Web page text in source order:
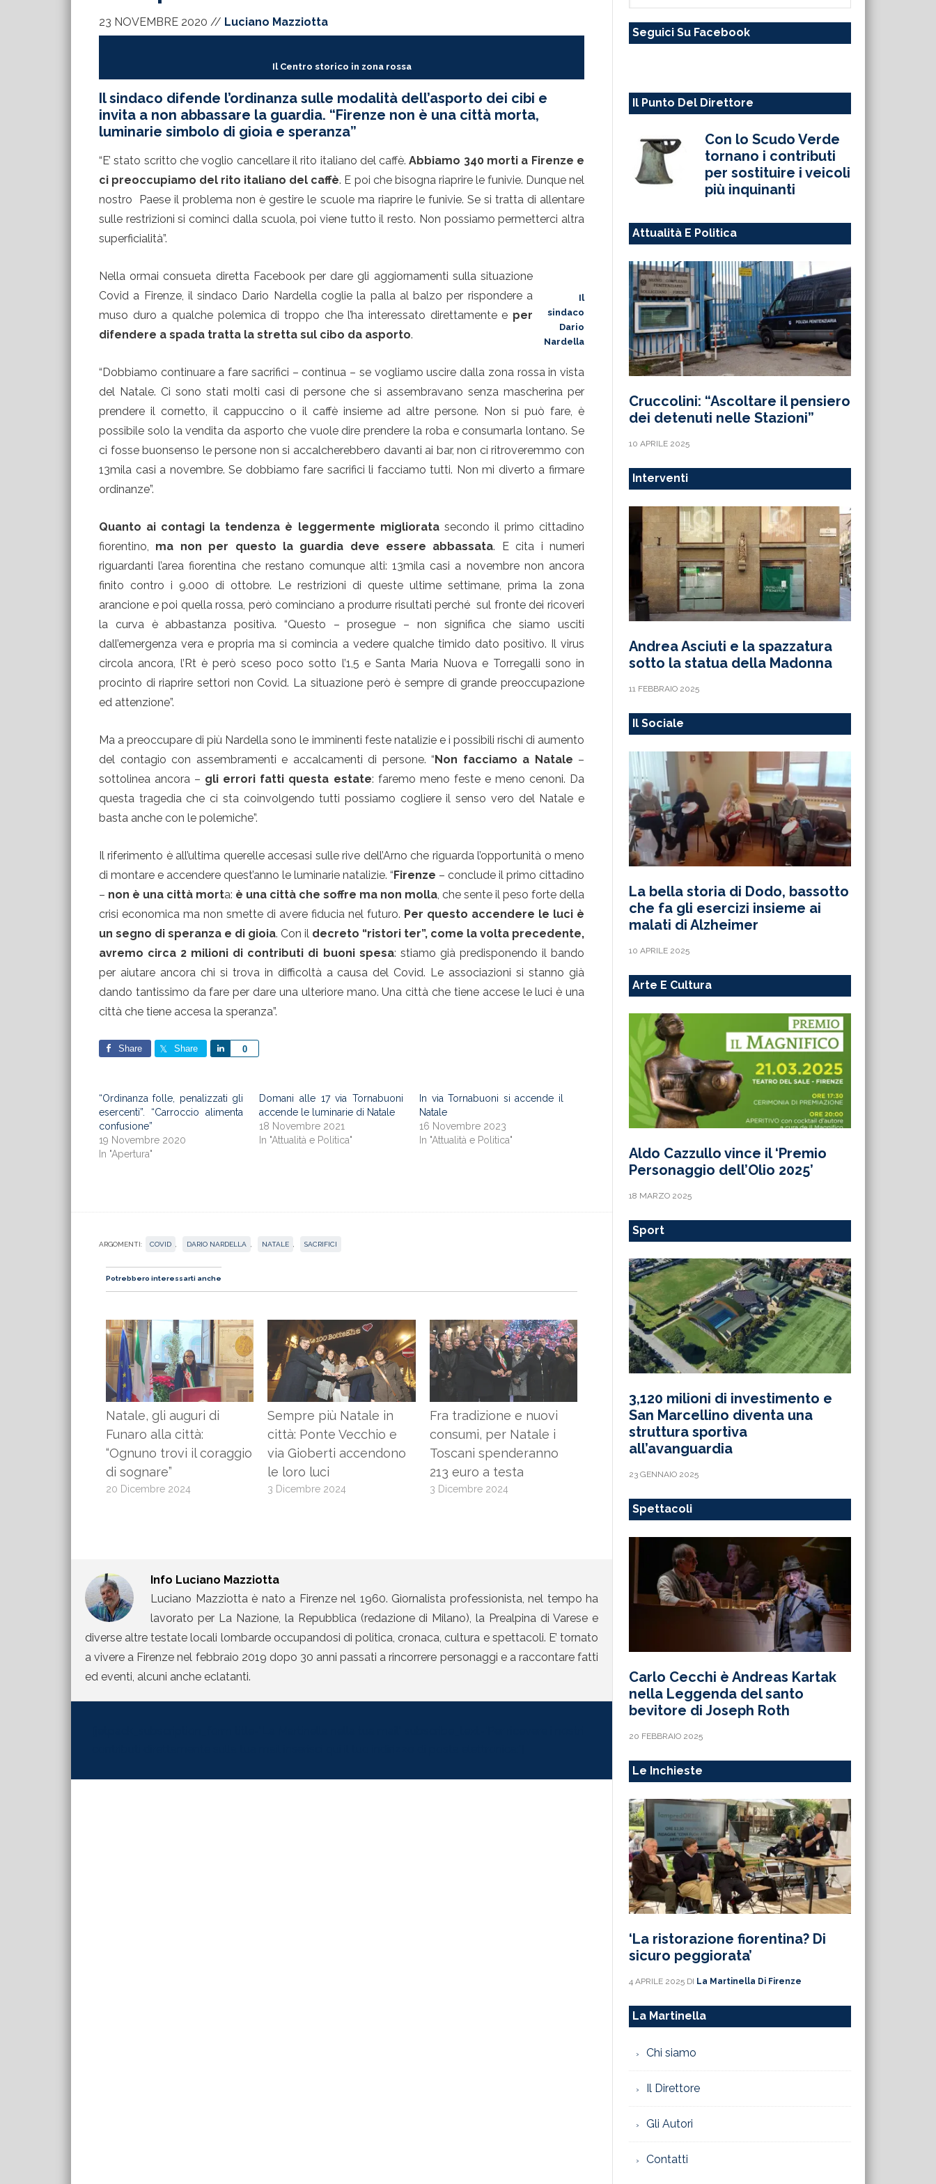
23 NOVEMBRE 2020 // Luciano Mazziotta
Il Centro storico in zona rossa
Il sindaco difende l’ordinanza sulle modalità dell’asporto dei cibi e
invita a non abbassare la guardia. “Firenze non è una città morta,
luminarie simbolo di gioia e speranza”
“E’ stato scritto che voglio cancellare il rito italiano del caffè.Abbiamo 340 morti a Firenze e
ci preoccupiamo del rito italiano del caffè. E poi che bisogna riaprire le funivie. Dunque nel
nostro Paese il problema non è gestire le scuole ma riaprire le funivie. Se si tratta di allentare
sulle restrizioni si cominci dalla scuola, poi viene tutto il resto. Non possiamo permetterci altra
superficialità”.
Il
sindaco
Dario
Nardella
Nella ormai consueta diretta Facebook per dare gli aggiornamenti sulla situazione
Covid a Firenze, il sindaco Dario Nardella coglie la palla al balzo per rispondere a
muso duro a qualche polemica di troppo che l’ha interessato direttamente e per
difendere a spada tratta la stretta sul cibo da asporto.
“Dobbiamo continuare a fare sacrifici – continua – se vogliamo uscire dalla zona rossa in vista
del Natale. Ci sono stati molti casi di persone che si assembravano senza mascherina per
prendere il cornetto, il cappuccino o il caffè insieme ad altre persone. Non si può fare, è
possibile solo la vendita da asporto che vuole dire prendere la roba e consumarla lontano. Se
ci fosse buonsenso le persone non si accalcherebbero davanti ai bar, non ci ritroveremmo con
13mila casi a novembre. Se dobbiamo fare sacrifici li facciamo tutti. Non mi diverto a firmare
ordinanze”.
Quanto ai contagi la tendenza è leggermente miglioratasecondo il primo cittadino
fiorentino, ma non per questo la guardia deve essere abbassata. E cita i numeri
riguardanti l’area fiorentina che restano comunque alti: 13mila casi a novembre non ancora
finito contro i 9.000 di ottobre. Le restrizioni di queste ultime settimane, prima la zona
arancione e poi quella rossa, però cominciano a produrre risultati perché sul fronte dei ricoveri
la curva è abbastanza positiva. “Questo – prosegue – non significa che siamo usciti
dall’emergenza vera e propria ma si comincia a vedere qualche timido dato positivo. Il virus
circola ancora, l’Rt è però sceso poco sotto l’1,5 e Santa Maria Nuova e Torregalli sono in
procinto di riaprire settori non Covid. La situazione però è sempre di grande preoccupazione
ed attenzione”.
Ma a preoccupare di più Nardella sono le imminenti feste natalizie e i possibili rischi di aumento
del contagio con assembramenti e accalcamenti di persone. “Non facciamo a Natale –
sottolinea ancora – gli errori fatti questa estate: faremo meno feste e meno cenoni. Da
questa tragedia che ci sta coinvolgendo tutti possiamo cogliere il senso vero del Natale e
basta anche con le polemiche”.
Il riferimento è all’ultima querelle accesasi sulle rive dell’Arno che riguarda l’opportunità o meno
di montare e accendere quest’anno le luminarie natalizie. “Firenze – conclude il primo cittadino
– non è una città morta: è una città che soffre ma non molla, che sente il peso forte della
crisi economica ma non smette di avere fiducia nel futuro. Per questo accendere le luci è
un segno di speranza e di gioia. Con il decreto “ristori ter”, come la volta precedente,
avremo circa 2 milioni di contributi di buoni spesa: stiamo già predisponendo il bando
per aiutare ancora chi si trova in difficoltà a causa del Covid. Le associazioni si stanno già
dando tantissimo da fare per dare una ulteriore mano. Una città che tiene accese le luci è una
città che tiene accesa la speranza”.
Share Share 0
Share
“Ordinanza folle, penalizzati gli
esercenti”. “Carroccio alimenta
confusione”
19 Novembre 2020
In "Apertura"
Domani alle 17 via Tornabuoni
accende le luminarie di Natale
18 Novembre 2021
In "Attualità e Politica"
In via Tornabuoni si accende il
Natale
16 Novembre 2023
In "Attualità e Politica"
ARGOMENTI: COVID DARIO NARDELLA NATALE SACRIFICI
Potrebbero interessarti anche
Natale, gli auguri di
Funaro alla città:
“Ognuno trovi il coraggio
di sognare”
20 Dicembre 2024
Sempre più Natale in
città: Ponte Vecchio e
via Gioberti accendono
le loro luci
3 Dicembre 2024
Fra tradizione e nuovi
consumi, per Natale i
Toscani spenderanno
213 euro a testa
3 Dicembre 2024
Info Luciano Mazziotta
Luciano Mazziotta è nato a Firenze nel 1960. Giornalista professionista, nel tempo ha
lavorato per La Nazione, la Repubblica (redazione di Milano), la Prealpina di Varese e
diverse altre testate locali lombarde occupandosi di politica, cronaca, cultura e spettacoli. E’ tornato
a vivere a Firenze nel febbraio 2019 dopo 30 anni passati a rincorrere personaggi e a raccontare fatti
ed eventi, alcuni anche eclatanti.
sito
Seguici Su Facebook
Il Punto Del Direttore
Con lo Scudo Verde
tornano i contributi
per sostituire i veicoli
più inquinanti
Attualità E Politica
Cruccolini: “Ascoltare il pensiero
dei detenuti nelle Stazioni”
10 APRILE 2025
Interventi
Andrea Asciuti e la spazzatura
sotto la statua della Madonna
11 FEBBRAIO 2025
Il Sociale
La bella storia di Dodo, bassotto
che fa gli esercizi insieme ai
malati di Alzheimer
10 APRILE 2025
Arte E Cultura
Aldo Cazzullo vince il ‘Premio
Personaggio dell’Olio 2025’
18 MARZO 2025
Sport
3,120 milioni di investimento e
San Marcellino diventa una
struttura sportiva
all’avanguardia
23 GENNAIO 2025
Spettacoli
Carlo Cecchi è Andreas Kartak
nella Leggenda del santo
bevitore di Joseph Roth
20 FEBBRAIO 2025
Le Inchieste
‘La ristorazione fiorentina? Di
sicuro peggiorata’
4 APRILE 2025 DI La Martinella Di Firenze
La Martinella
Chi siamo
Il Direttore
Gli Autori
Contatti